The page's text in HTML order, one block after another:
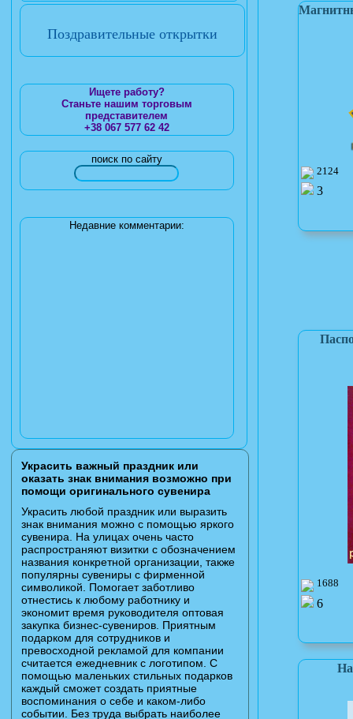
2124
3
1688
6
Поздравительные открытки
Ищете работу?
Станьте нашим торговым
представителем
+38 067 577 62 42
поиск по сайту
Недавние комментарии:
Украсить важный праздник или
оказать знак внимания возможно при
помощи оригинального сувенира
Украсить любой праздник или выразить
знак внимания можно с помощью яркого
сувенира. На улицах очень часто
распространяют визитки с обозначением
названия конкретной организации, также
популярны сувениры с фирменной
символикой. Помогает заботливо
отнестись к любому работнику и
экономит время руководителя оптовая
закупка бизнес-сувениров. Приятным
подарком для сотрудников и
превосходной рекламой для компании
считается ежедневник с логотипом. С
помощью маленьких стильных подарков
каждый сможет создать приятные
воспоминания о себе и каком-либо
событии. Без труда выбрать наиболее